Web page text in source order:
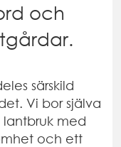
och
särskild
Vi bor själva
med
och ett